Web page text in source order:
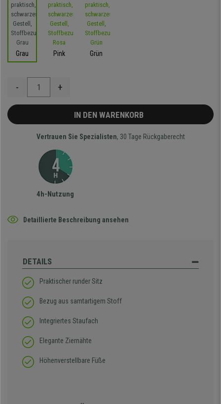
Grau Pink Grün
- +
IN DEN WARENKORB
Vertrauen Sie Spezialisten, 30 Tage Rückgaberecht
4h-Nutzung
Detaillierte Beschreibung ansehen
DETAILS
Praktischer runder Sitz
Bezug aus samtartigem Stoff
Integriertes Staufach
Elegante Ziernähte
Höhenverstellbare Füße